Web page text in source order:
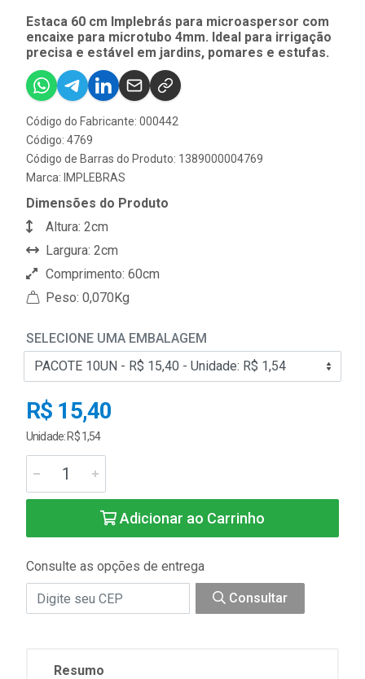
Estaca 60 cm Implebrás para microaspersor com
encaixe para microtubo 4mm. Ideal para irrigação
precisa e estável em jardins, pomares e estufas.
Código do Fabricante: 000442
Código: 4769
Código de Barras do Produto: 1389000004769
Marca: IMPLEBRAS
Dimensões do Produto
Altura: 2cm
Largura: 2cm
Comprimento: 60cm
Peso: 0,070Kg
SELECIONE UMA EMBALAGEM
R$ 15,40
Unidade: R$ 1,54
Adicionar ao Carrinho
Consulte as opções de entrega
Consultar
Resumo